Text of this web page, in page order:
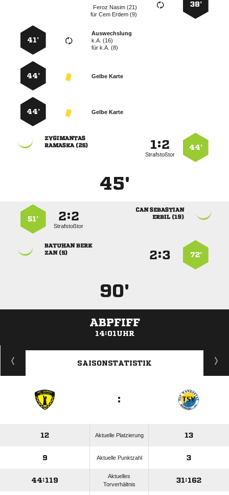
38’
  
für  
Auswechslung
k.A. (16)
fürk.A. (8)
41’
Gelbe Karte
44’
Gelbe Karte
44’
44’
:
Strafstoßtor

 
45'
 
 
:
Strafstoßtor
51’
72’
:
 
 
90'
ABPFIFF
14:01UHR
ANZEIGE
SAISONSTATISTIK
:
12 Aktuelle Platzierung 13
9 Aktuelle Punktzahl 3
44:119
Aktuelles
Torverhältnis
31:162